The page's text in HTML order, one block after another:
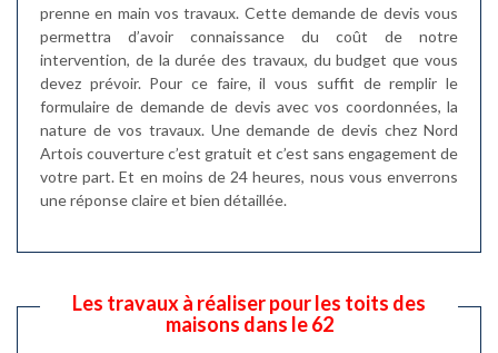
prenne en main vos travaux. Cette demande de devis vous
permettra d’avoir connaissance du coût de notre
intervention, de la durée des travaux, du budget que vous
devez prévoir. Pour ce faire, il vous suffit de remplir le
formulaire de demande de devis avec vos coordonnées, la
nature de vos travaux. Une demande de devis chez Nord
Artois couverture c’est gratuit et c’est sans engagement de
votre part. Et en moins de 24 heures, nous vous enverrons
une réponse claire et bien détaillée.
Les travaux à réaliser pour les toits des
maisons dans le 62